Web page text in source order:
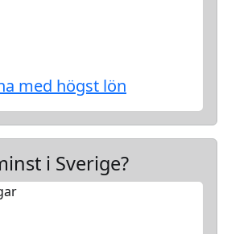
med högst lön
i Sverige?